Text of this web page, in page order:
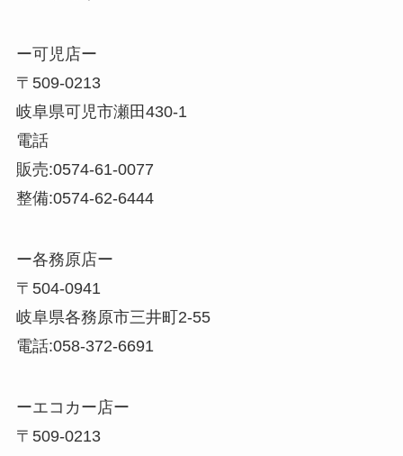
ー可児店ー
〒509-0213
岐阜県可児市瀬田430-1
電話
販売:0574-61-0077
整備:0574-62-6444
ー各務原店ー
〒504-0941
岐阜県各務原市三井町2-55
電話:058-372-6691
ーエコカー店ー
〒509-0213